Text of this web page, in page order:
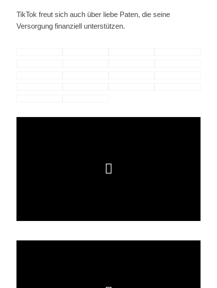
TikTok freut sich auch über liebe Paten, die seine
Versorgung finanziell unterstützen.